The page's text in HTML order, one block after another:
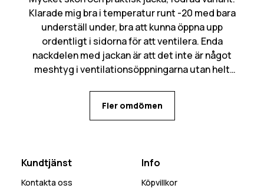
Klarade mig bra i temperatur runt -20 med bara
underställ under, bra att kunna öppna upp
ordentligt i sidorna för att ventilera. Enda
nackdelen med jackan är att det inte är något
meshtyg i ventilationsöppningarna utan helt
alternativ för mobilen beroende på behov.
Fler omdömen
Kundtjänst
Kontakta oss
Info
Köpvillkor